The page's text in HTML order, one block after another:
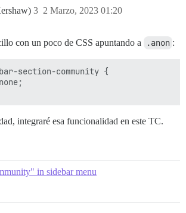
2 Marzo, 2023 01:20
3
con un poco de CSS apuntando a .anon :
section-community {
integraré esa funcionalidad en este TC.
in sidebar menu